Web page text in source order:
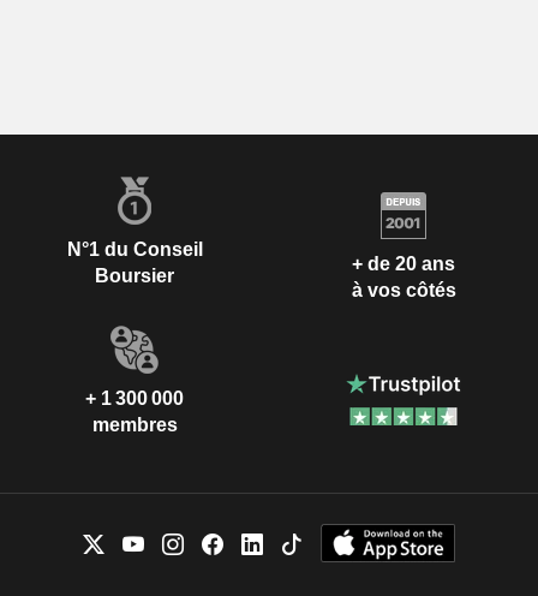
N°1 du Conseil
Boursier
+ de 20 ans
à vos côtés
+ 1 300 000
membres